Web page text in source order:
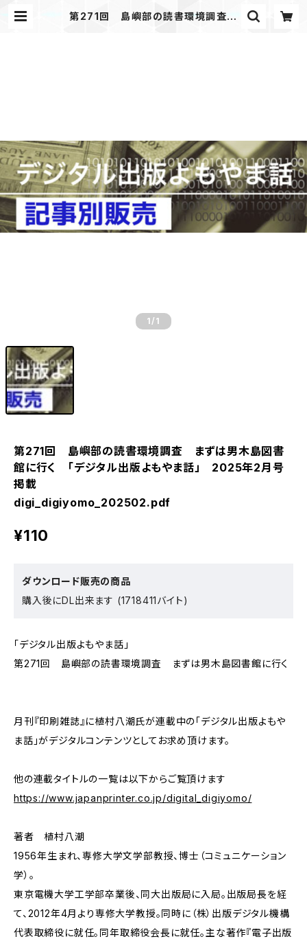
第271回 島嶼部の読書環境調査
1 /1
第271回 島嶼部の読書環境調査 まずは男木島図書
館に行く 「デジタル出版よもやま話」 2025年2月号
掲載
digi_digiyomo_202502.pdf
¥110
ダウンロード販売の商品
購入後にDL出来ます (1718411バイト)
「デジタル出版よもやま話」
第271回 島嶼部の読書環境調査 まずは男木島図書館に行く
月刊『印刷雑誌』に植村八潮氏が連載中の「デジタル出版よもや
ま話」がデジタルコンテンツとしてお求め頂けます。
他の連載タイトルの一覧は以下からご覧頂けます
https://www.japanprinter.co.jp/digital_digiyomo/
著者 植村八潮
1956年生まれ、専修大学文学部教授、博士（コミュニケーション
学）。
東京電機大学工学部卒業後、同大出版局に入局。出版局長を経
て、2012年4月より専修大学教授。同時に（株）出版デジタル機構
代表取締役に就任。同年取締役会長に就任。主な著作『電子出版